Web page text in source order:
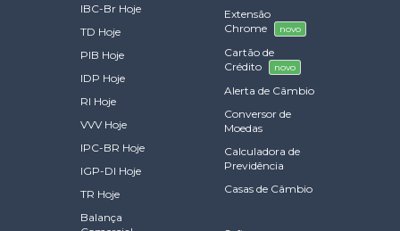
IBC-Br Hoje
TD Hoje
PIB Hoje
IDP Hoje
RI Hoje
VVV Hoje
IPC-BR Hoje
IGP-DI Hoje
TR Hoje
Balança
Extensão
Chrome
novo
Cartão de
Crédito
novo
Alerta de Câmbio
Conversor de
Moedas
Calculadora de
Previdência
Casas de Câmbio